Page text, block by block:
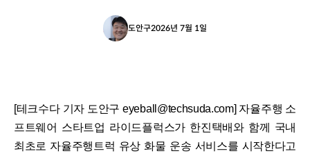
도안구2026년 7월 1일
[테크수다 기자 도안구 eyeball@techsuda.com] 자율주행 소
프트웨어 스타트업 라이드플럭스가 한진택배와 함께 국내
최초로 자율주행트럭 유상 화물 운송 서비스를 시작한다고